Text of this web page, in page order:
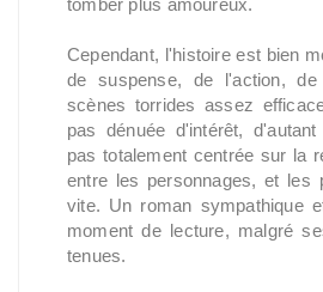
tomber plus amoureux.
Cependant, l'histoire est bien
de suspense, de l'action,
scènes torrides assez
pas dénuée d'intérêt,
pas totalement centrée sur la
entre les personnages, et les
vite. Un roman sympathique
moment de lecture, malgré
tenues.